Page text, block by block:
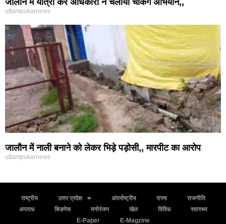
जालौन में यात्री कर अधिकारी ने चलाया चेकिंग अभियान,,
uttampukarnews
जालौन में नाली बनाने को लेकर भिड़े पड़ोसी,, मारपीट का आरोप
uttampukarnews
राष्ट्रीय उत्तर प्रदेश अंतर्राष्ट्रीय राज्य
राजनीति
अपराध
बिज़नेस मनोरंजन खेल विविध
स्वास्थ्य
E-Paper
E-Magzine